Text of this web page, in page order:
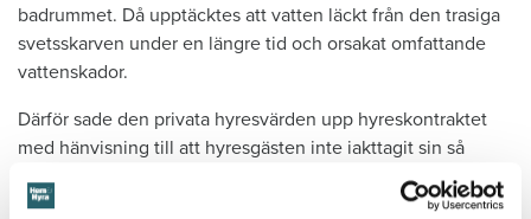
badrummet. Då upptäcktes att vatten läckt från den trasiga
svetsskarven under en längre tid och orsakat omfattande
vattenskador.
Därför sade den privata hyresvärden upp hyreskontraktet
med hänvisning till att hyresgästen inte iakttagit sin så
kallade vårdplikt (se faktaruta). Eftersom han inte gick med
på att flytta fick hyresnämnden i Malmö pröva